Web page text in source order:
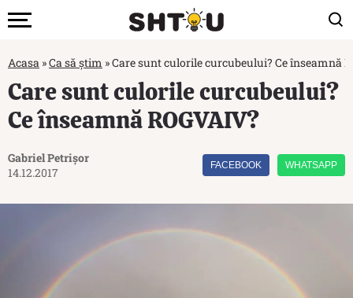
Acasa »Ca să știm »Care sunt culorile curcubeului? Ce înseamnă
Care sunt culorile curcubeului?
Ce înseamnă ROGVAIV?
Gabriel Petrișor
14.12.2017
FACEBOOK WHATSAPP